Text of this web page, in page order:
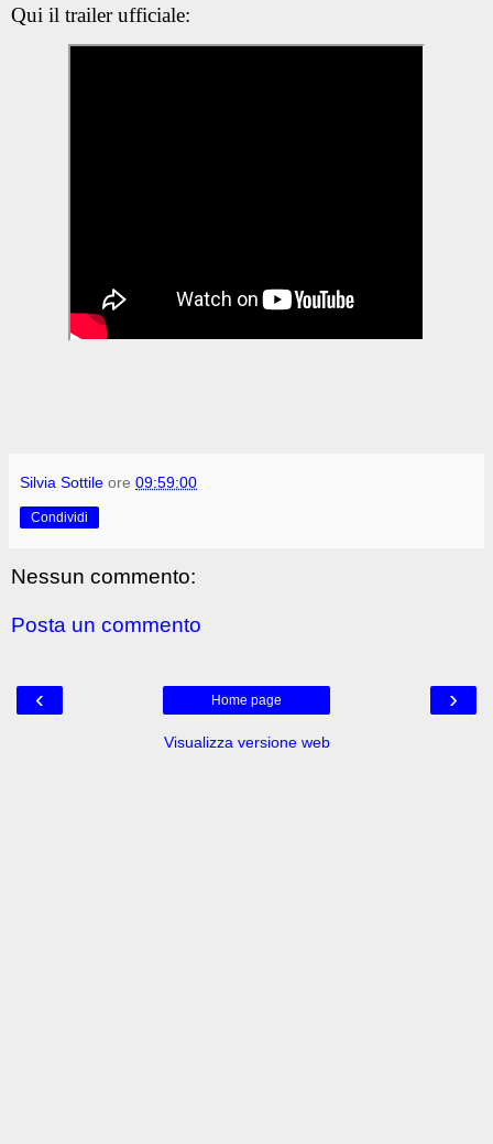
Qui il trailer ufficiale:
Silvia Sottile ore 09:59:00
Condividi
Nessun commento:
Posta un commento
‹ ›
Home page
Visualizza versione web